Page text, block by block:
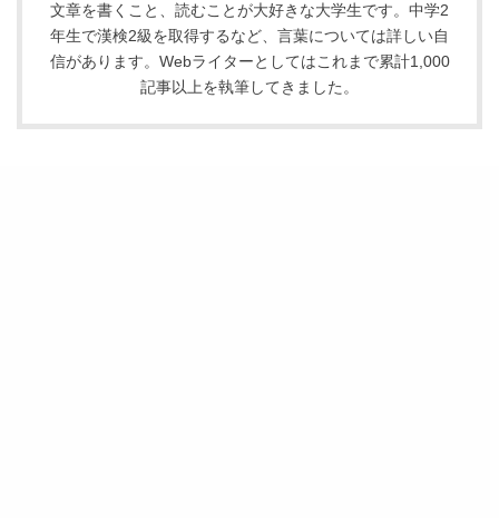
文章を書くこと、読むことが大好きな大学生です。中学2
年生で漢検2級を取得するなど、言葉については詳しい自
信があります。Webライターとしてはこれまで累計1,000
記事以上を執筆してきました。